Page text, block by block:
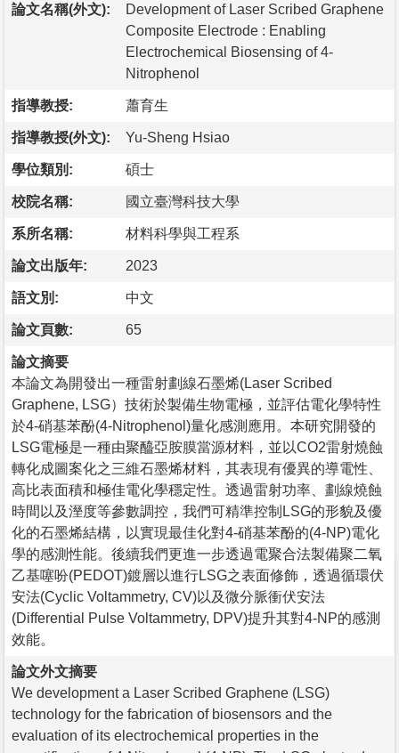
論文名稱(外文):
Development of Laser Scribed Graphene
Composite Electrode : Enabling
Electrochemical Biosensing of 4-
Nitrophenol
指導教授: 蕭育生
指導教授(外文): Yu-Sheng Hsiao
學位類別: 碩士
校院名稱: 國立臺灣科技大學
系所名稱: 材料科學與工程系
論文出版年: 2023
語文別: 中文
論文頁數: 65
論文摘要
本論文為開發出一種雷射劃線石墨烯(Laser Scribed
Graphene, LSG）技術於製備生物電極，並評估電化學特性
於4-硝基苯酚(4-Nitrophenol)量化感測應用。本研究開發的
LSG電極是一種由聚醯亞胺膜當源材料，並以CO2雷射燒蝕
轉化成圖案化之三維石墨烯材料，其表現有優異的導電性、
高比表面積和極佳電化學穩定性。透過雷射功率、劃線燒蝕
時間以及溼度等參數調控，我們可精準控制LSG的形貌及優
化的石墨烯結構，以實現最佳化對4-硝基苯酚的(4-NP)電化
學的感測性能。後續我們更進一步透過電聚合法製備聚二氧
乙基噻吩(PEDOT)鍍層以進行LSG之表面修飾，透過循環伏
安法(Cyclic Voltammetry, CV)以及微分脈衝伏安法
(Differential Pulse Voltammetry, DPV)提升其對4-NP的感測
效能。
論文外文摘要
We development a Laser Scribed Graphene (LSG)
technology for the fabrication of biosensors and the
evaluation of its electrochemical properties in the